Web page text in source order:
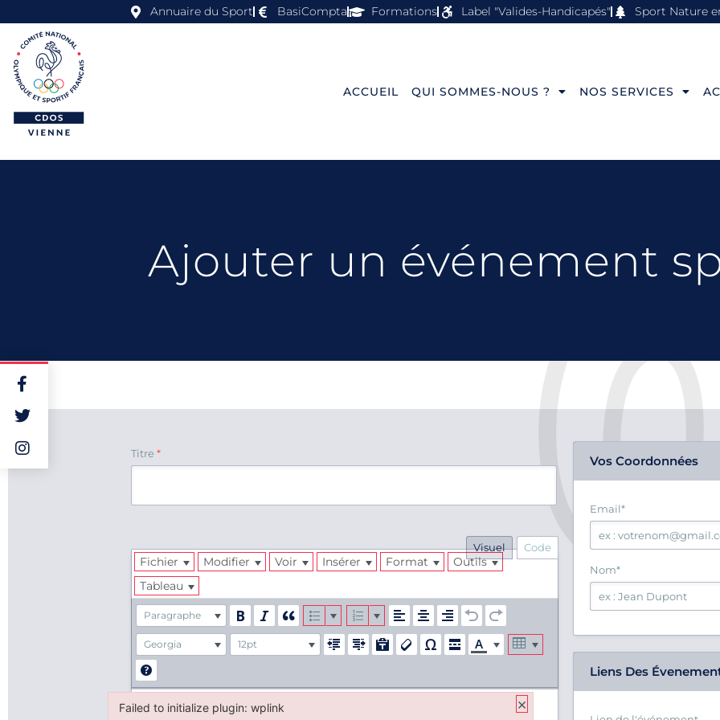
Annuaire du Sport BasiCompta Formations Label "Valides-Handicapés" Sport Nature
ACCUEIL QUI SOMMES-NOUS ? NOS SERVICES
Ajouter un événement
Titre *
Visuel Code
Fichier Modifier Voir Insérer Format
Outils
Tableau
Paragraphe
Georgia 12pt
Vos Coordonnées
Email*
Nom*
Liens Des
Failed to initialize plugin: wplink ×